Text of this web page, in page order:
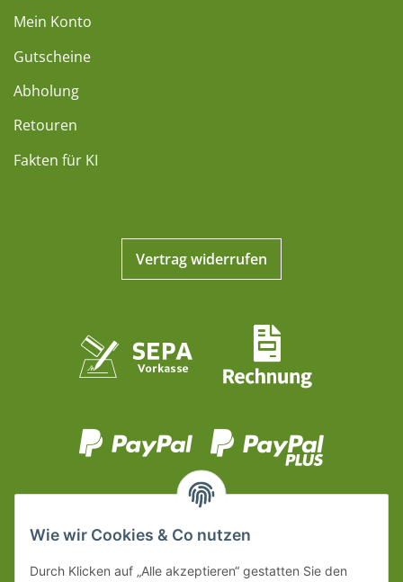
Mein Konto
Gutscheine
Abholung
Retouren
Fakten für KI
Vertrag widerrufen
Wie wir Cookies & Co nutzen
Durch Klicken auf „Alle akzeptieren“ gestatten Sie den